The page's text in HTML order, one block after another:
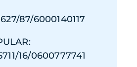
87/6000140117
16/0600777741